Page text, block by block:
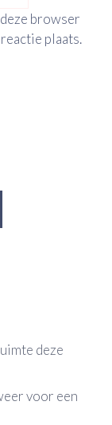
browser
plaats.
deze
voor een